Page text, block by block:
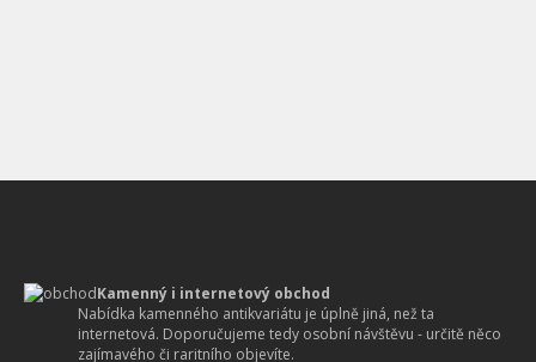
Kamenný i internetový obchod
Nabídka kamenného antikvariátu je úplně jiná, než ta
internetová. Doporučujeme tedy osobní návštěvu - určitě něco
zajímavého či raritního objevíte.